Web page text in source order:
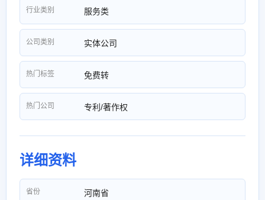
行业类别 服务类
公司类别 实体公司
热门标签 免费转
热门公司 专利/著作权
详细资料
省份 河南省